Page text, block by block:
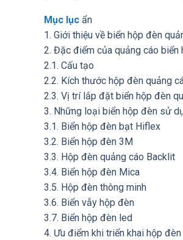
Mục lục ẩn
1. Giới thiệu về biển hộp đèn
2. Đặc điểm của quảng cáo biển
2.1. Cấu tạo
2.2. Kích thước hộp đèn quảng
2.3. Vị trí lắp đặt biển hộp đèn
3. Những loại biển hộp đèn sử
3.1. Biển hộp đèn bạt Hiflex
3.2. Biển hộp đèn 3M
3.3. Hộp đèn quảng cáo Backlit
3.4. Biển hộp đèn Mica
3.5. Hộp đèn thông minh
3.6. Biển vẫy hộp đèn
3.7. Biển hộp đèn led
4. Ưu điểm khi triển khai hộp